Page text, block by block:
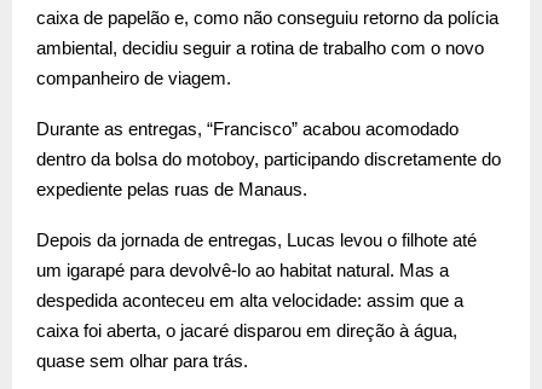
caixa de papelão e, como não conseguiu retorno da polícia
ambiental, decidiu seguir a rotina de trabalho com o novo
companheiro de viagem.
Durante as entregas, “Francisco” acabou acomodado
dentro da bolsa do motoboy, participando discretamente do
expediente pelas ruas de Manaus.
Depois da jornada de entregas, Lucas levou o filhote até
um igarapé para devolvê-lo ao habitat natural. Mas a
despedida aconteceu em alta velocidade: assim que a
caixa foi aberta, o jacaré disparou em direção à água,
quase sem olhar para trás.